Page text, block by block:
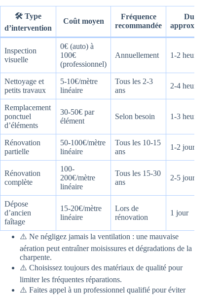
🛠️ Type
d’intervention
Coût moyen
Fréquence
recommandée
Durée
approximative
Inspection
visuelle
0€ (auto) à
100€
(professionnel)
Annuellement 1-2 heures
Nettoyage et
petits travaux
5-10€/mètre
linéaire
Tous les 2-3
ans
2-4 heures
Remplacement
ponctuel
d’éléments
30-50€ par
élément
Selon besoin 1-3 heures
Rénovation
partielle
50-100€/mètre
linéaire
Tous les 10-15
ans
1-2 jours
Rénovation
complète
100-
200€/mètre
linéaire
Tous les 15-30
ans
2-5 jours
Dépose
d’ancien
faîtage
15-20€/mètre
linéaire
Lors de
rénovation
1 jour
⚠️ Ne négligez jamais la ventilation : une mauvaise
aération peut entraîner moisissures et dégradations de la
charpente.
⚠️ Choisissez toujours des matériaux de qualité pour
limiter les fréquentes réparations.
⚠️ Faites appel à un professionnel qualifié pour éviter